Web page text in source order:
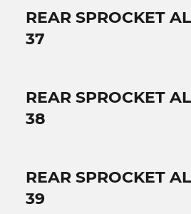
REAR SPROCKET
37
REAR SPROCKET
38
REAR SPROCKET
39